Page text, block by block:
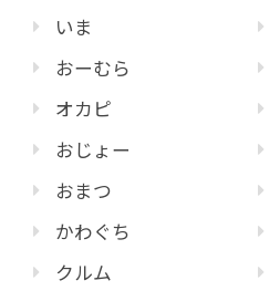
いま
おーむら
オカピ
おじょー
おまつ
かわぐち
クルム